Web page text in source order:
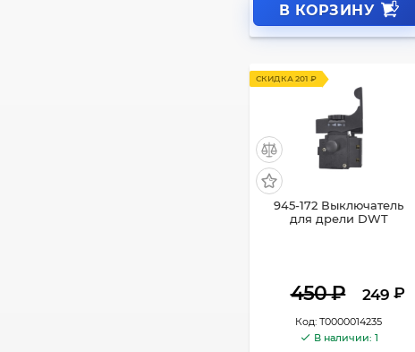
В КОРЗИНУ
СКИДКА 201 ₽
945-172 Выключатель
для дрели DWT
450₽ 249 ₽
Код: Т0000014235
В наличии: 1